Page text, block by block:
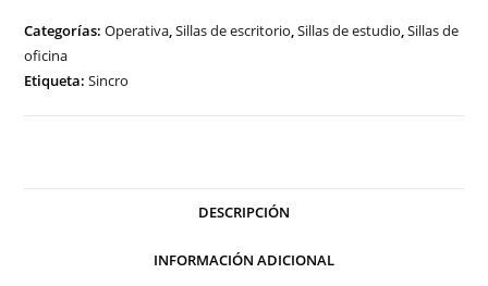
Categorías:Operativa,Sillas de escritorio,Sillas de estudio,Sillas de
oficina
Etiqueta:Sincro
DESCRIPCIÓN
INFORMACIÓN ADICIONAL